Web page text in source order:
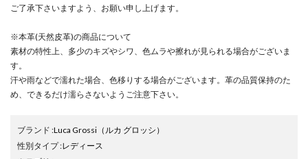
ご了承下さいますよう、お願い申し上げます。
※本革(天然皮革)の商品について
素材の特性上、多少のキズやシワ、色ムラや擦れが見られる場合がございま
す。
汗や雨などで濡れた場合、色移りする場合がございます。革の品質保持のた
め、できるだけ濡らさないようご注意下さい。
ブランド :Luca Grossi （ルカ グロッシ）
性別タイプ:レディース